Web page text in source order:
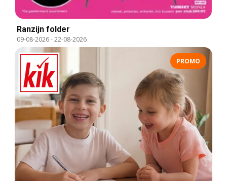
Ranzijn folder
09-08-2026-22-08-2026
PROMO